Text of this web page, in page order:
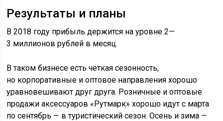
Результаты и планы
В 2018 году прибыль держится на уровне 2—
3 миллионов рублей в месяц.
В таком бизнесе есть четкая сезонность,
но корпоративные и оптовое направления хорошо
уравновешивают друг друга. Розничные и оптовые
продажи аксессуаров «Рутмарк» хорошо идут с марта
по сентябрь — в туристический сезон. Осень и зима —